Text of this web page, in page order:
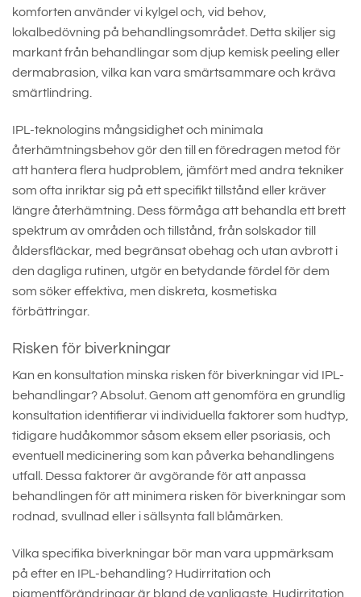
komforten använder vi kylgel och, vid behov,
lokalbedövning på behandlingsområdet. Detta skiljer sig
markant från behandlingar som djup kemisk peeling eller
dermabrasion, vilka kan vara smärtsammare och kräva
smärtlindring.
IPL-teknologins mångsidighet och minimala
återhämtningsbehov gör den till en föredragen metod för
att hantera flera hudproblem, jämfört med andra tekniker
som ofta inriktar sig på ett specifikt tillstånd eller kräver
längre återhämtning. Dess förmåga att behandla ett brett
spektrum av områden och tillstånd, från solskador till
åldersfläckar, med begränsat obehag och utan avbrott i
den dagliga rutinen, utgör en betydande fördel för dem
som söker effektiva, men diskreta, kosmetiska
förbättringar.
Risken för biverkningar
Kan en konsultation minska risken för biverkningar vid IPL-
behandlingar? Absolut. Genom att genomföra en grundlig
konsultation identifierar vi individuella faktorer som hudtyp,
tidigare hudåkommor såsom eksem eller psoriasis, och
eventuell medicinering som kan påverka behandlingens
utfall. Dessa faktorer är avgörande för att anpassa
behandlingen för att minimera risken för biverkningar som
rodnad, svullnad eller i sällsynta fall blåmärken.
Vilka specifika biverkningar bör man vara uppmärksam
på efter en IPL-behandling? Hudirritation och
pigmentförändringar är bland de vanligaste. Hudirritation